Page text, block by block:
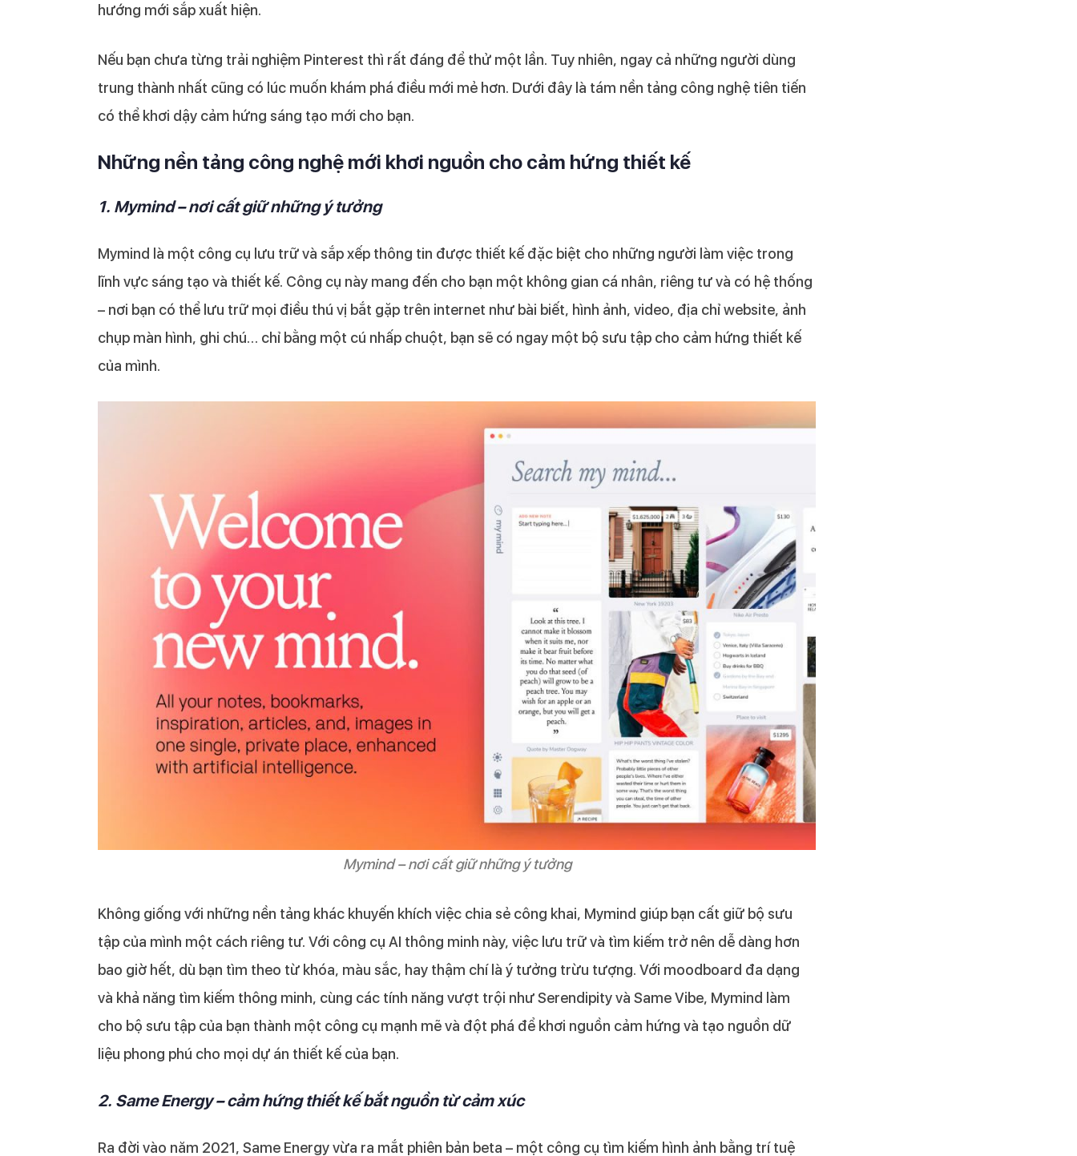
hướng mới sắp xuất hiện.
Nếu bạn chưa từng trải nghiệm Pinterest thì rất đáng để thử một lần. Tuy nhiên, ngay cả những người dùng
trung thành nhất cũng có lúc muốn khám phá điều mới mẻ hơn. Dưới đây là tám nền tảng công nghệ tiên tiến
có thể khơi dậy cảm hứng sáng tạo mới cho bạn.
Những nền tảng công nghệ mới khơi nguồn cho cảm hứng thiết kế
1. Mymind – nơi cất giữ những ý tưởng
Mymind là một công cụ lưu trữ và sắp xếp thông tin được thiết kế đặc biệt cho những người làm việc trong
lĩnh vực sáng tạo và thiết kế. Công cụ này mang đến cho bạn một không gian cá nhân, riêng tư và có hệ thống
– nơi bạn có thể lưu trữ mọi điều thú vị bắt gặp trên internet như bài biết, hình ảnh, video, địa chỉ website, ảnh
chụp màn hình, ghi chú… chỉ bằng một cú nhấp chuột, bạn sẽ có ngay một bộ sưu tập cho cảm hứng thiết kế
của mình.
Mymind – nơi cất giữ những ý tưởng
Không giống với những nền tảng khác khuyến khích việc chia sẻ công khai, Mymind giúp bạn cất giữ bộ sưu
tập của mình một cách riêng tư. Với công cụ AI thông minh này, việc lưu trữ và tìm kiếm trở nên dễ dàng hơn
bao giờ hết, dù bạn tìm theo từ khóa, màu sắc, hay thậm chí là ý tưởng trừu tượng. Với moodboard đa dạng
và khả năng tìm kiếm thông minh, cùng các tính năng vượt trội như Serendipity và Same Vibe, Mymind làm
cho bộ sưu tập của bạn thành một công cụ mạnh mẽ và đột phá để khơi nguồn cảm hứng và tạo nguồn dữ
liệu phong phú cho mọi dự án thiết kế của bạn.
2. Same Energy – cảm hứng thiết kế bắt nguồn từ cảm xúc
Ra đời vào năm 2021, Same Energy vừa ra mắt phiên bản beta – một công cụ tìm kiếm hình ảnh bằng trí tuệ